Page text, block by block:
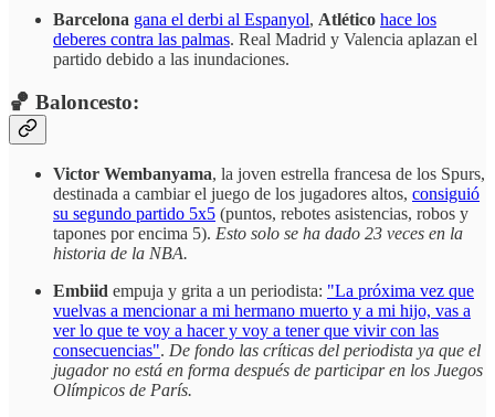
Barcelona gana el derbi al Espanyol, Atlético hace los
deberes contra las palmas. Real Madrid y Valencia aplazan el
partido debido a las inundaciones.
🏀 Baloncesto:
Victor Wembanyama, la joven estrella francesa de los Spurs,
destinada a cambiar el juego de los jugadores altos, consiguió
su segundo partido 5x5 (puntos, rebotes asistencias, robos y
tapones por encima 5). Esto solo se ha dado 23 veces en la
historia de la NBA.
Embiid empuja y grita a un periodista: "La próxima vez que
vuelvas a mencionar a mi hermano muerto y a mi hijo, vas a
ver lo que te voy a hacer y voy a tener que vivir con las
consecuencias". De fondo las críticas del periodista ya que el
jugador no está en forma después de participar en los Juegos
Olímpicos de París.